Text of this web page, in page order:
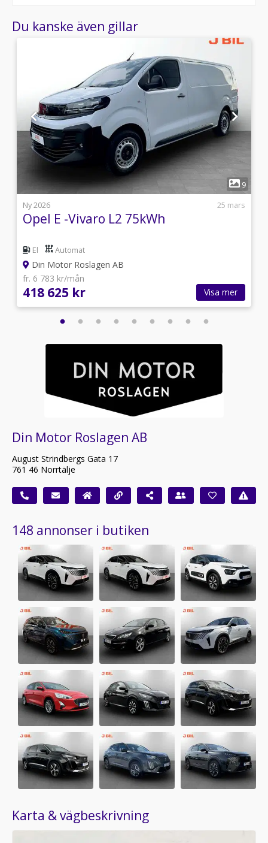
Du kanske även gillar
1
9
Ny 2026
25 mars
Opel E -Vivaro L2 75kWh
El Automat
Din Motor Roslagen AB
fr. 6 783 kr/mån
418 625 kr Visa mer
Din Motor Roslagen AB
August Strindbergs Gata 17
761 46 Norrtälje
148 annonser i butiken
Karta & vägbeskrivning